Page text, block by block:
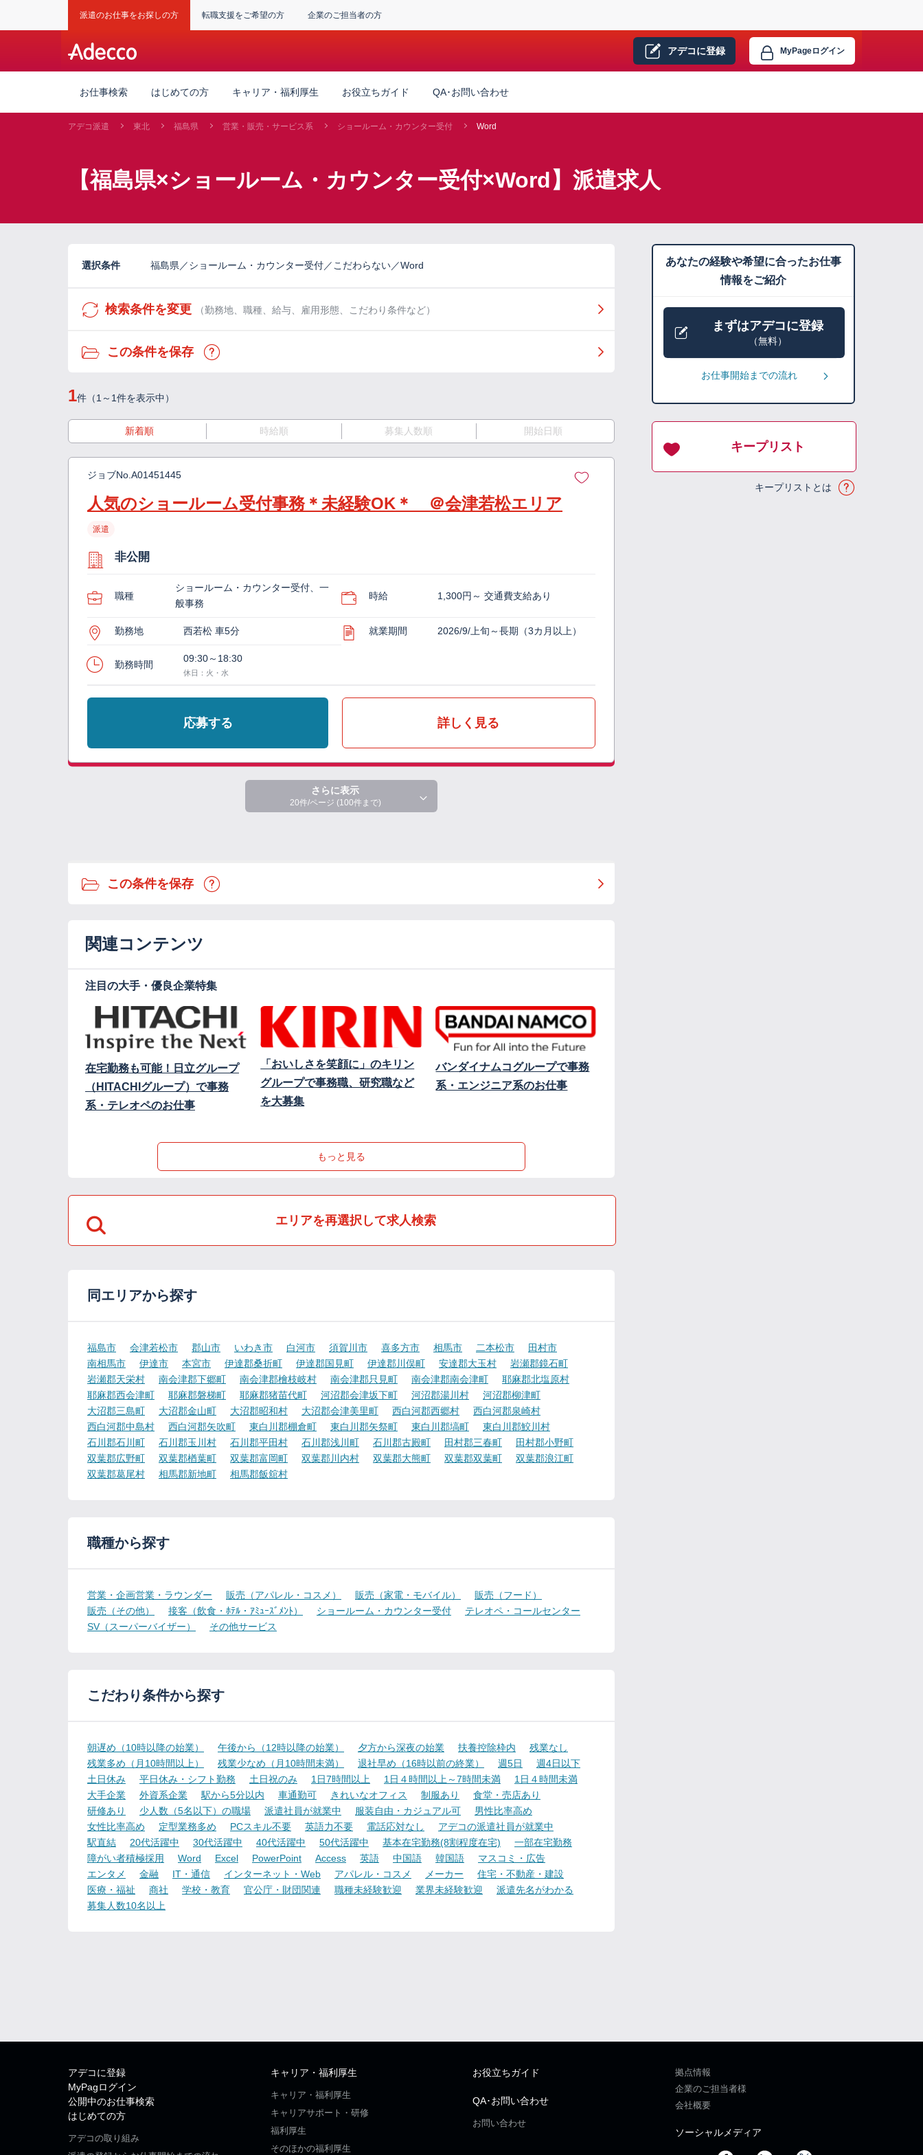
派遣のお仕事をお探しの方 転職支援をご希望の方 企業のご担当者の方
アデコに登録 MyPageログイン
お仕事検索 はじめての方 キャリア・福利厚生 お役立ちガイド QA･お問い合わせ
アデコ派遣 東北 福島県 営業・販売・サービス系 ショールーム・カウンター受付 Word
【福島県×ショールーム・カウンター受付×Word】派遣求人
選択条件 福島県／ショールーム・カウンター受付／こだわらない／Word
検索条件を変更 （勤務地、職種、給与、雇用形態、こだわり条件など）
この条件を保存
1件（1～1件を表示中）
新着順 時給順 募集人数順 開始日順
ジョブNo. A01451445
人気のショールーム受付事務＊未経験OK＊ ＠会津若松エリア
派遣
非公開
職種
ショールーム・カウンター受付、一
般事務
時給 1,300円～ 交通費支給あり
勤務地 西若松 車5分 就業期間 2026/9/上旬～長期（3カ月以上）
勤務時間
09:30～18:30
休日：火・水
応募する 詳しく見る
さらに表示
20件/ページ (100件まで)
この条件を保存
関連コンテンツ
注目の大手・優良企業特集
在宅勤務も可能！日立グループ
（HITACHIグループ）で事務
系・テレオペのお仕事
「おいしさを笑顔に」のキリン
グループで事務職、研究職など
を大募集
バンダイナムコグループで事務
系・エンジニア系のお仕事
もっと見る
エリアを再選択して求人検索
同エリアから探す
福島市 会津若松市 郡山市 いわき市 白河市 須賀川市 喜多方市 相馬市 二本松市
田村市
南相馬市
伊達市 本宮市 伊達郡桑折町 伊達郡国見町 伊達郡川俣町 安達郡大玉村
岩瀬郡鏡石町
岩瀬郡天栄村
南会津郡下郷町 南会津郡檜枝岐村 南会津郡只見町 南会津郡南会津町
耶麻郡北塩原村
耶麻郡西会津町
耶麻郡磐梯町 耶麻郡猪苗代町 河沼郡会津坂下町 河沼郡湯川村
河沼郡柳津町
大沼郡三島町
大沼郡金山町 大沼郡昭和村 大沼郡会津美里町 西白河郡西郷村
西白河郡泉崎村
西白河郡中島村
西白河郡矢吹町 東白川郡棚倉町 東白川郡矢祭町 東白川郡塙町
東白川郡鮫川村
石川郡石川町
石川郡玉川村 石川郡平田村 石川郡浅川町 石川郡古殿町 田村郡三春町
田村郡小野町
双葉郡広野町
双葉郡楢葉町 双葉郡富岡町 双葉郡川内村 双葉郡大熊町 双葉郡双葉町
双葉郡浪江町
双葉郡葛尾村
相馬郡新地町 相馬郡飯舘村
職種から探す
営業・企画営業・ラウンダー 販売（アパレル・コスメ） 販売（家電・モバイル）
販売（フード）
販売（その他）
接客（飲食・ﾎﾃﾙ・ｱﾐｭｰｽﾞﾒﾝﾄ） ショールーム・カウンター受付
テレオペ・コールセンター
SV（スーパーバイザー）
その他サービス
こだわり条件から探す
朝遅め（10時以降の始業） 午後から（12時以降の始業） 夕方から深夜の始業 扶養控除枠内
残業なし
残業多め（月10時間以上）
残業少なめ（月10時間未満） 退社早め（16時以前の終業） 週5日
週4日以下
土日休み
平日休み・シフト勤務 土日祝のみ 1日7時間以上 1日４時間以上～7時間未満
1日４時間未満
大手企業
外資系企業 駅から5分以内 車通勤可 きれいなオフィス 制服あり
食堂・売店あり
研修あり
少人数（5名以下）の職場 派遣社員が就業中 服装自由・カジュアル可
男性比率高め
女性比率高め
定型業務多め PCスキル不要 英語力不要 電話応対なし
アデコの派遣社員が就業中
駅直結
20代活躍中 30代活躍中 40代活躍中 50代活躍中 基本在宅勤務(8割程度在宅)
一部在宅勤務
障がい者積極採用
Word Excel PowerPoint Access 英語 中国語 韓国語
マスコミ・広告
エンタメ
金融 IT・通信 インターネット・Web アパレル・コスメ メーカー
住宅・不動産・建設
医療・福祉
商社 学校・教育 官公庁・財団関連 職種未経験歓迎 業界未経験歓迎
派遣先名がわかる
募集人数10名以上
あなたの経験や希望に合ったお仕事
情報をご紹介
まずはアデコに登録
（無料）
お仕事開始までの流れ
キープリスト
キープリストとは
アデコに登録
MyPagログイン
公開中のお仕事検索
はじめての方
アデコの取り組み
キャリア・福利厚生
キャリア・福利厚生
キャリアサポート・研修
福利厚生
そのほかの福利厚生
お役立ちガイド
QA･お問い合わせ
お問い合わせ
拠点情報
企業のご担当者様
会社概要
ソーシャルメディア